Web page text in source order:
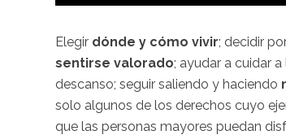
Elegir dónde y cómo vivir; decidir
sentirse valorado; ayudar a cuidar
descanso; seguir saliendo y haciendo
solo algunos de los derechos cuyo
que las personas mayores puedan